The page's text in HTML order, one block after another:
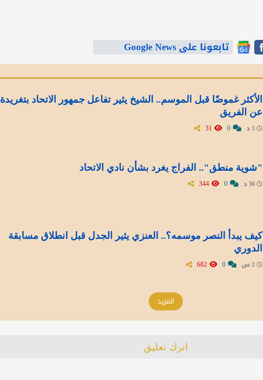
تابعونا على Google News
الأكثر غموضًا قبل الموسم.. الشيخ يثير تفاعل جمهور الاتحاد بتغريدة
عن الفريق
"شوية منطق".. الفراج يغرد بشأن نادي الاتحاد
كيف يبدأ النصر موسمه؟.. العنزي يثير الجدل قبل انطلاق مسابقة
الدوري
المزيد
اترك تعليق